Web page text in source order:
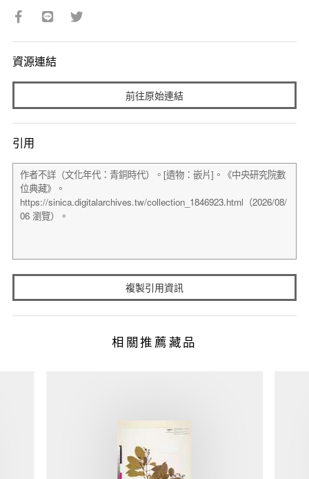
資源連結
前往原始連結
引用
複製引用資訊
相關推薦藏品